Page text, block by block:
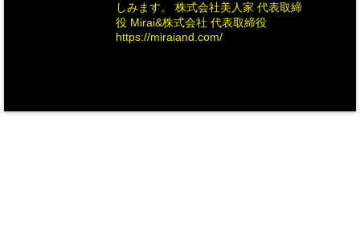
しみます。 株式会社美人家 代表取締
役 Mirai&株式会社 代表取締役
https://miraiand.com/